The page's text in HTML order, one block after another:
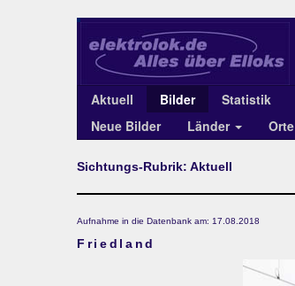
Aktuell Bilder Statistik
Neue Bilder
Länder Orte
Sichtungs-Rubrik: Aktuell
Aufnahme in die Datenbank am: 17.08.2018
Friedland